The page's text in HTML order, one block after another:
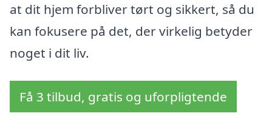
at dit hjem forbliver tørt og sikkert, så du
kan fokusere på det, der virkelig betyder
noget i dit liv.
Få 3 tilbud, gratis og uforpligtende